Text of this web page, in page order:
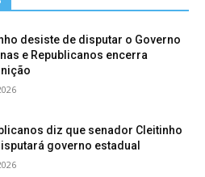
desiste de disputar o Governo
e Republicanos encerra
diz que senador Cleitinho
governo estadual